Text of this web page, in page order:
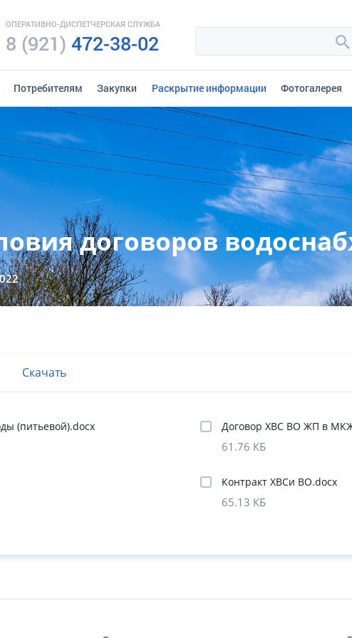
ОПЕРАТИВНО-ДИСПЕТЧЕРСКАЯ СЛУЖБА
8 (921) 472-38-02
Потребителям Закупки Раскрытие информации Фотогалерея
договоров
Скачать
(питьевой).docx Договор ХВС ВО ЖП в
61.76 КБ
Контракт ХВСи ВО.docx
65.13 КБ